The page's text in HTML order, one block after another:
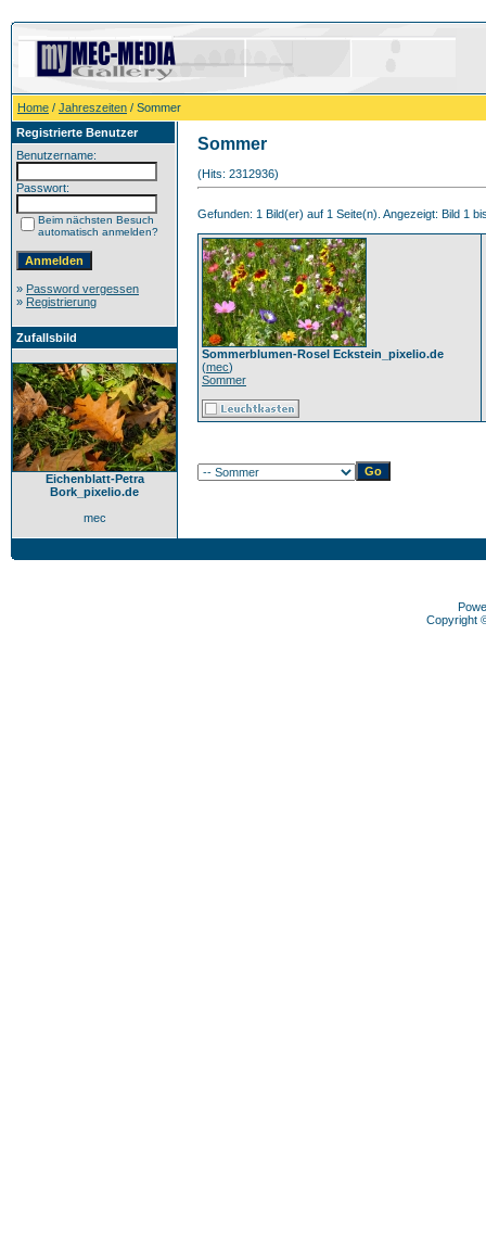
Home / Jahreszeiten / Sommer
Registrierte Benutzer
Benutzername:
Passwort:
Beim nächsten Besuch
automatisch anmelden?
» Password vergessen
» Registrierung
Zufallsbild
Eichenblatt-Petra
Bork_pixelio.de
mec
Sommer
(Hits: 2312936)
Gefunden: 1 Bild(er) auf 1 Seite(n). Angezeigt: Bild 1
Sommerblumen-Rosel Eckstein_pixelio.de
(mec)
Sommer
Copyright